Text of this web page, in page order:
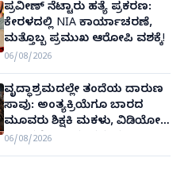
ಪ್ರವೀಣ್ ನೆಟ್ಟಾರು ಹತ್ಯೆ ಪ್ರಕರಣ:
ಕೇರಳದಲ್ಲಿ NIA ಕಾರ್ಯಾಚರಣೆ,
ಮತ್ತೊಬ್ಬ ಪ್ರಮುಖ ಆರೋಪಿ ವಶಕ್ಕೆ!
06/08/2026
ವೃದ್ಧಾಶ್ರಮದಲ್ಲೇ ತಂದೆಯ ದಾರುಣ
ಸಾವು: ಅಂತ್ಯಕ್ರಿಯೆಗೂ ಬಾರದ
ಮೂವರು ಶಿಕ್ಷಕಿ ಮಕಳು, ವಿಡಿಯೋ
ಕಾಲಿನಲ್ಲೇ ಅಂತಿಮ ದರ್ಶನ!
06/08/2026